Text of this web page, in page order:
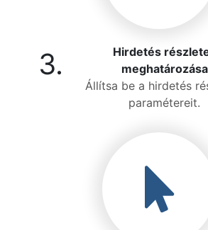
3.
Hirdetés
meghatározása
Állítsa be a hirdetés
paramétereit.